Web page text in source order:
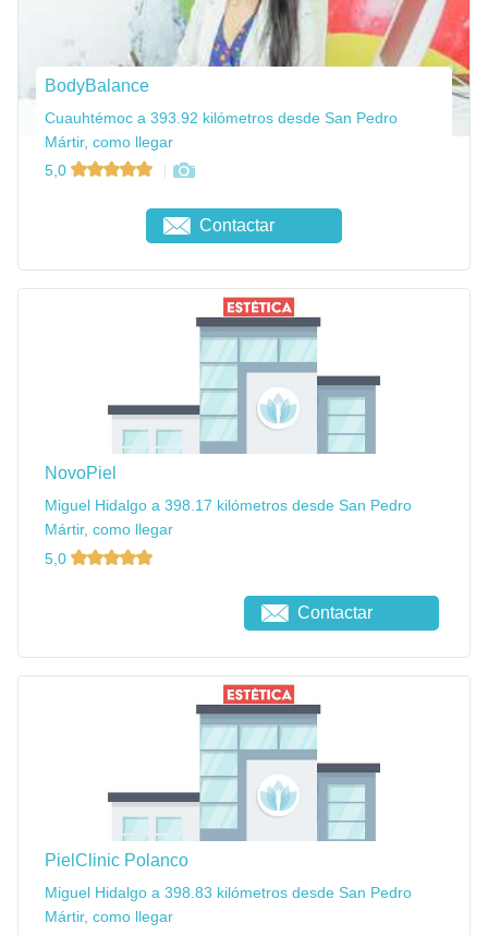
BodyBalance
Cuauhtémoc a 393.92 kilómetros desde San Pedro
Mártir, como llegar
5,0
Contactar
NovoPiel
Miguel Hidalgo a 398.17 kilómetros desde San Pedro
Mártir, como llegar
5,0
Contactar
PielClinic Polanco
Miguel Hidalgo a 398.83 kilómetros desde San Pedro
Mártir, como llegar